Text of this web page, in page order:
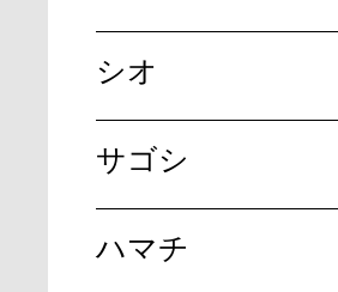
シオ
サゴシ
ハマチ